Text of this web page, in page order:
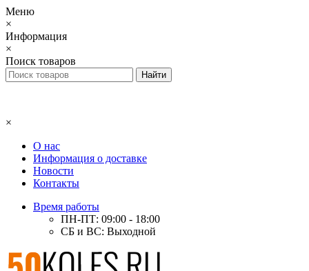
Меню
×
Информация
×
Поиск товаров
×
О нас
Информация о доставке
Новости
Контакты
Время работы
ПН-ПТ: 09:00 - 18:00
СБ и ВС: Выходной